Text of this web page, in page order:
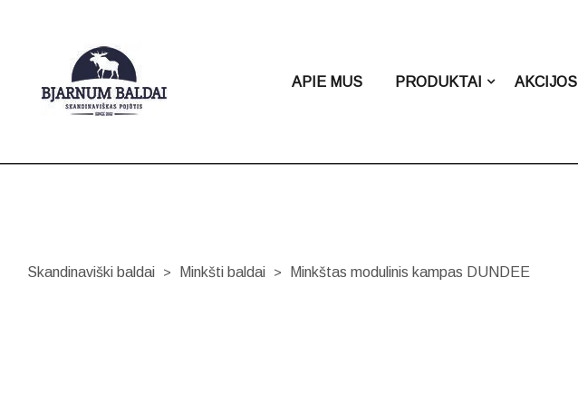
APIE MUS PRODUKTAI AKCIJOS
Skandinaviški baldai > Minkšti baldai > Minkštas modulinis kampas DUNDEE